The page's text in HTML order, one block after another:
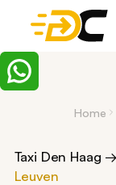
Home
Taxi Den Haag →
Leuven